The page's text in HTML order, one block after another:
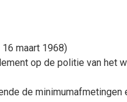
maart 1968)
op de politie van het
de